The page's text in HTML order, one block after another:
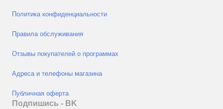
Политика конфиденциальности
Правила обслуживания
Отзывы покупателей о программах
Адреса и телефоны магазина
Публичная оферта
Подпишись - ВK